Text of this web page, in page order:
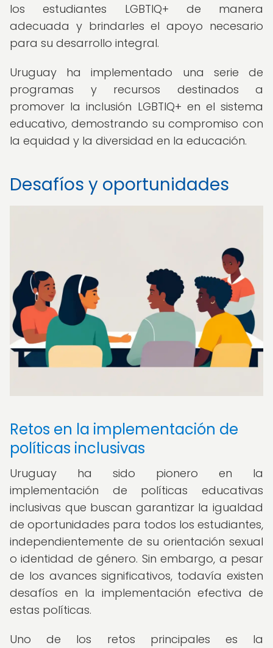
los estudiantes LGBTIQ+ de manera
adecuada y brindarles el apoyo necesario
para su desarrollo integral.
Uruguay ha implementado una serie de
programas y recursos destinados a
promover la inclusión LGBTIQ+ en el sistema
educativo, demostrando su compromiso con
la equidad y la diversidad en la educación.
Desafíos y oportunidades
Retos en la implementación de
políticas inclusivas
Uruguay ha sido pionero en la
implementación de políticas educativas
inclusivas que buscan garantizar la igualdad
de oportunidades para todos los estudiantes,
independientemente de su orientación sexual
o identidad de género. Sin embargo, a pesar
de los avances significativos, todavía existen
desafíos en la implementación efectiva de
estas políticas.
Uno de los retos principales es la